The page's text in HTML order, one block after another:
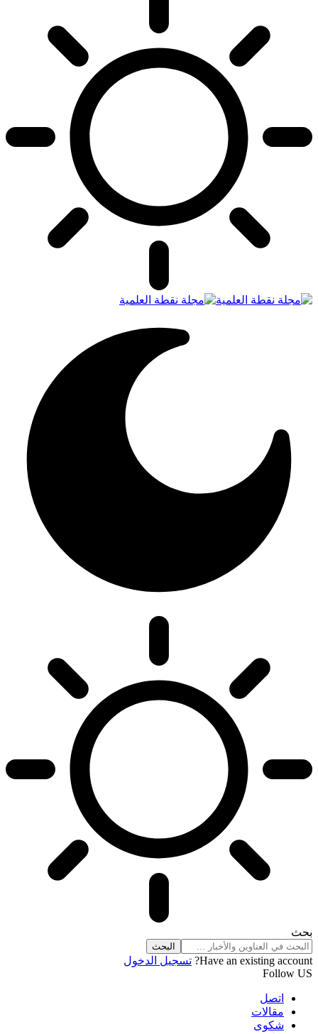
بحث
Have an existing account?
تسجيل الدخول
Follow US
اتصل
مقالات
شكوى